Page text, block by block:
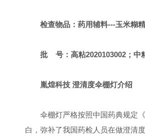
检查物品：药用辅料---玉米糊精
批 号：高粘2020103002；中
胤煌科技 澄清度伞棚灯介绍
伞棚灯严格按照中国药典规定
白，弥补了我国药检人员在做澄清